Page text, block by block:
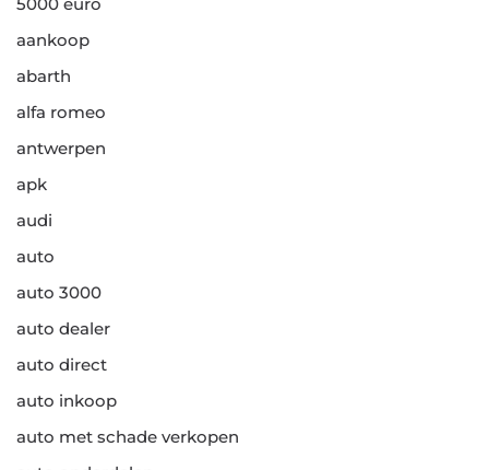
aankoop
abarth
alfa romeo
antwerpen
apk
audi
auto
auto 3000
auto dealer
auto direct
auto inkoop
auto met schade verkopen